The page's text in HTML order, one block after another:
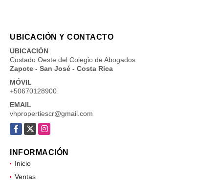
UBICACIÓN Y CONTACTO
UBICACIÓN
Costado Oeste del Colegio de Abogados
Zapote - San José - Costa Rica
MÓVIL
+50670128900
EMAIL
vhpropertiescr@gmail.com
Facebook
X Instagram
INFORMACIÓN
Inicio
Ventas